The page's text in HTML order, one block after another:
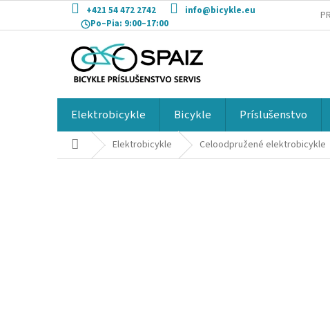
obsah
+421 54 472 2742
info@bicykle.eu
Po–Pia: 9:00–17:00
Elektrobicykle Bicykle Príslušenstvo
DomovElektrobicykle Celoodpružené elektrobicykle